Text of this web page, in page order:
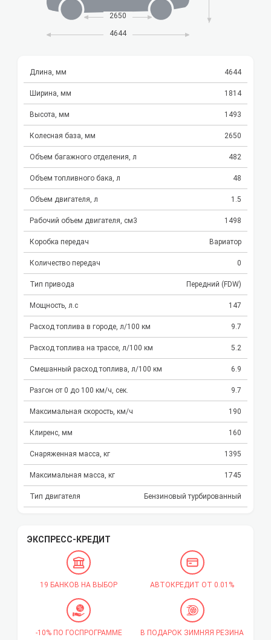
2650
4644
Длина, мм 4644
Ширина, мм 1814
Высота, мм 1493
Колесная база, мм 2650
Объем багажного отделения, л 482
Объем топливного бака, л 48
Объем двигателя, л 1.5
Рабочий объем двигателя, см3 1498
Коробка передач Вариатор
Количество передач 0
Тип привода Передний (FDW)
Мощность, л.с 147
Расход топлива в городе, л/100 км 9.7
Расход топлива на трассе, л/100 км 5.2
Смешанный расход топлива, л/100 км 6.9
Разгон от 0 до 100 км/ч, сек. 9.7
Максимальная скорость, км/ч 190
Клиренс, мм 160
Снаряженная масса, кг 1395
Максимальная масса, кг 1745
Тип двигателя Бензиновый турбированный
ЭКСПРЕСС-КРЕДИТ
19 БАНКОВ НА ВЫБОР АВТОКРЕДИТ ОТ 0.01%
-10% ПО ГОСПРОГРАММЕ В ПОДАРОК ЗИМНЯЯ РЕЗИНА